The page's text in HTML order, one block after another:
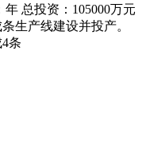
总投资：105000万元
生产线建设并投产。
条